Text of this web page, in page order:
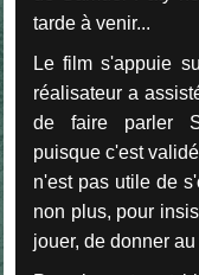
tarde à venir...
Le film s'appuie
réalisateur a
de faire parler
puisque c'est
n'est pas utile de
non plus, pour
jouer, de donner